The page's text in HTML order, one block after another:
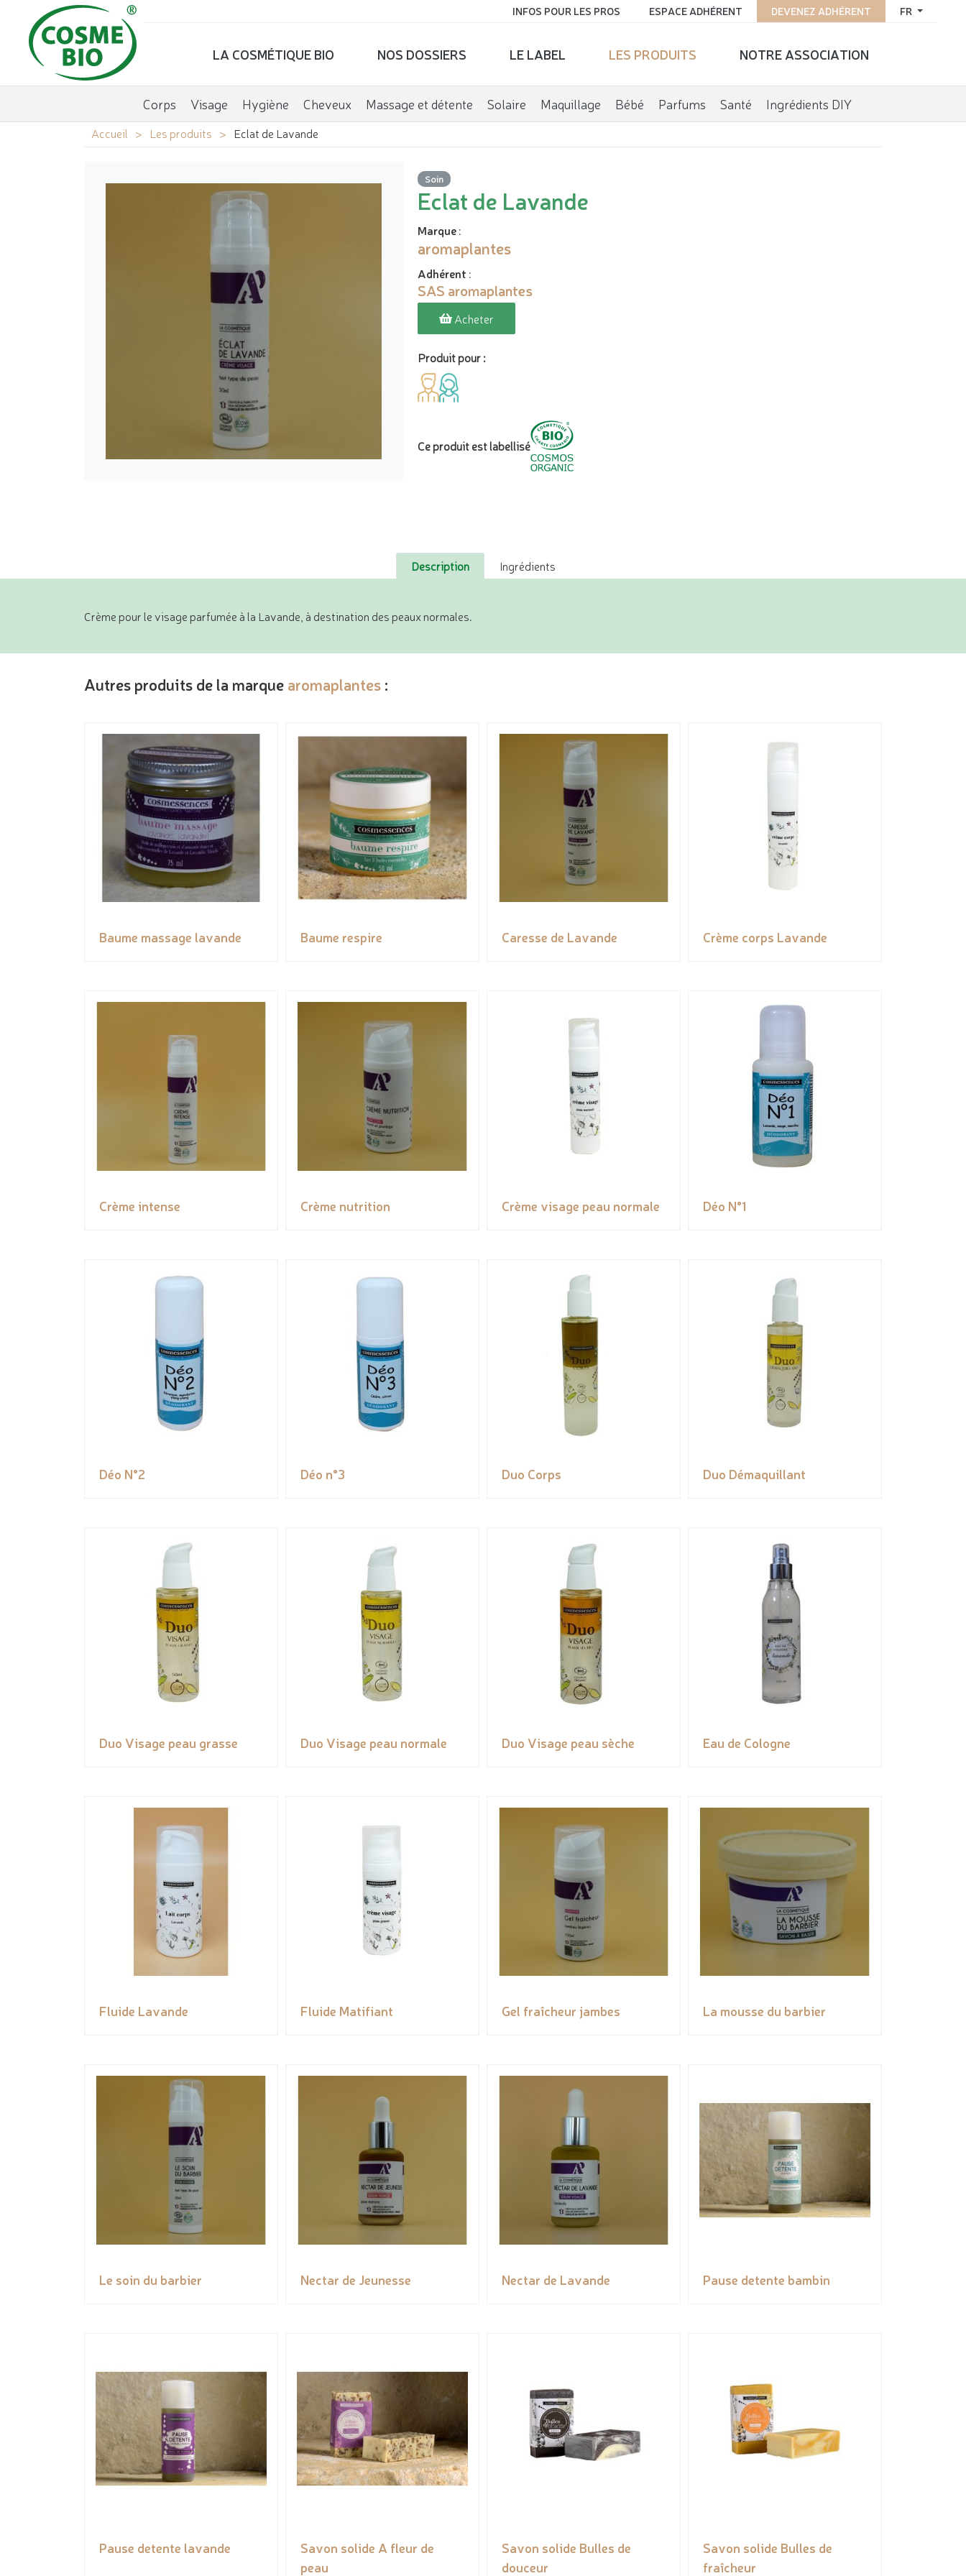
FR
DEVENEZ ADHÉRENT
ESPACE ADHÉRENT
INFOS POUR LES PROS
LA COSMÉTIQUE BIO NOS DOSSIERS LE LABEL LES PRODUITS NOTRE ASSOCIATION
Corps Visage Hygiène Cheveux Massage et détente Solaire Maquillage Bébé Parfums Santé Ingrédients DIY
Accueil Les produits Eclat de Lavande
Soin
Eclat de Lavande
Marque:
aromaplantes
Adhérent :
SAS aromaplantes
Acheter
Produit pour :
Ce produit est labellisé
Description Ingrédients
Crème pour le visage parfumée à la Lavande, à destination des peaux normales.
Autres produits de la marque aromaplantes :
Baume massage lavande Baume respire Caresse de Lavande Crème corps Lavande
Crème intense Crème nutrition Crème visage peau normale Déo N°1
Déo N°2 Déo n°3 Duo Corps Duo Démaquillant
Duo Visage peau grasse Duo Visage peau normale Duo Visage peau sèche Eau de Cologne
Fluide Lavande Fluide Matifiant Gel fraîcheur jambes La mousse du barbier
Le soin du barbier Nectar de Jeunesse Nectar de Lavande Pause detente bambin
Pause detente lavande
Savon solide A fleur de
peau
Savon solide Bulles de
douceur
Savon solide Bulles de
fraîcheur